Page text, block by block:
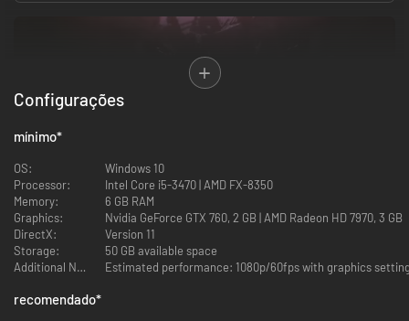
No futuro distante, um hormônio psiônico foi descoberto no cérebro
humano, concedendo às pessoas poderes extra-sensoriais e mudando o
mundo como o conhecemos. Enquanto a humanidade entrava nesta nova
era, mutantes selvagens conhecidos como Criaturas começaram a
descer do céu com uma fome de cérebros humanos. Altamente
resistentes a métodos de ataque convencionais, medidas extremas
a humanidade. Pessoas com poderosas habilidades extra-sensoriais,
Configurações
mínimo*
OS:
Windows 10
Processor:
Intel Core i5-3470 | AMD FX-8350
Memory:
6 GB RAM
Graphics:
Nvidia GeForce GTX 760, 2 GB | AMD Radeon HD 7970, 3 GB
DirectX:
Version 11
Storage:
50 GB available space
Additional Notes:
recomendado*